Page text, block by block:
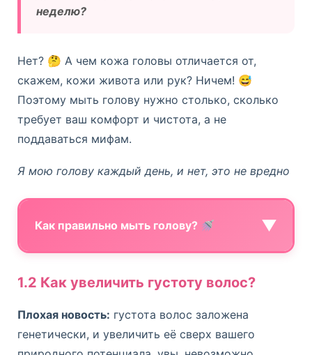
неделю?
Нет? 🤔 А чем кожа головы отличается от,
скажем, кожи живота или рук? Ничем! 😅
Поэтому мыть голову нужно столько, сколько
требует ваш комфорт и чистота, а не
поддаваться мифам.
Я мою голову каждый день, и нет, это не вредно
Как правильно мыть голову? 🚿 ▼
Мыть голову — это не просто лить
нюансы, которые помогают не только
очищать волосы, но и сохранять их
1.2 Как увеличить густоту волос?
Плохая новость: густота волос заложена
генетически, и увеличить её сверх вашего